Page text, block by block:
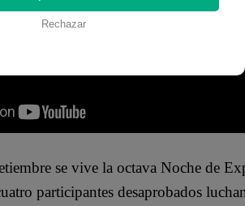
se vive la octava Noche de
participantes desaprobados
Rechazar